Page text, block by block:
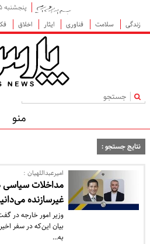
پنجشنبه ۱۵ مرداد ۱۴۰۵
زندگی
سلامت فناوری ایثار اخلاق
|
منو
نتایج جستجو :
امیرعبداللهیان :
مداخلات سیاسی
غیرسازنده
وزیر امور خارجه در
بیان این‌که در سفر
به…